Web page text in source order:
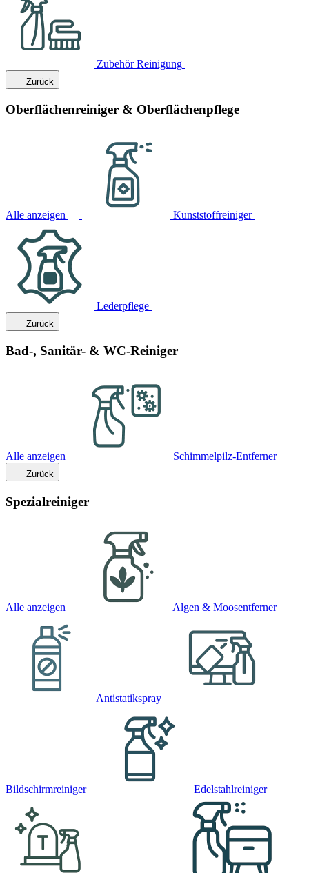
Zubehör Reinigung
Zurück
Oberflächenreiniger & Oberflächenpflege
Alle anzeigen Kunststoffreiniger
Lederpflege
Zurück
Bad-, Sanitär- & WC-Reiniger
Alle anzeigen Schimmelpilz-Entferner
Zurück
Spezialreiniger
Alle anzeigen Algen & Moosentferner
Antistatikspray
Bildschirmreiniger Edelstahlreiniger